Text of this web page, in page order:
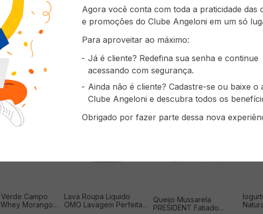
Campo
Morango
Lava Roupa Liquido
OMO Lavagem Perfeita
Queijo Mussarela
PRESIDENT Fatiado
Agora você conta com toda a praticidade das
e promoções do Clube Angeloni em um só
Para aproveitar ao máximo:
Já é cliente? Redefina sua senha e continue
acessando com segurança.
Ainda não é cliente? Cadastre-se ou baixe o
Clube Angeloni e descubra todos os
Obrigado por fazer parte dessa nova